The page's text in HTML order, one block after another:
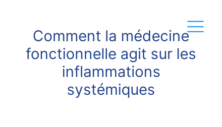
Comment la médecine
fonctionnelle agit sur les
inflammations
systémiques